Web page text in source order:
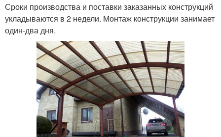
Сроки производства и поставки заказанных конструкций
укладываются в 2 недели. Монтаж конструкции занимает
один-два дня.